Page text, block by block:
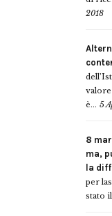
2018
valore
è... 5
8
ma,
la
per
stato